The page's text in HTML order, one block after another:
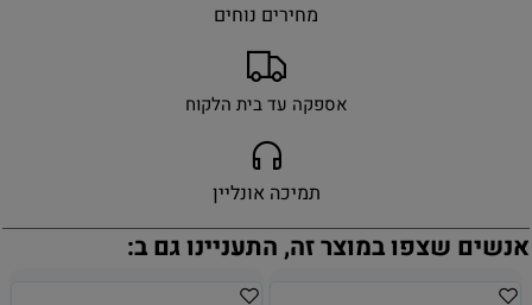
מחירים נוחים
אספקה עד בית הלקוח
תמיכה אונליין
אנשים שצפו במוצר זה, התעניינו גם ב: